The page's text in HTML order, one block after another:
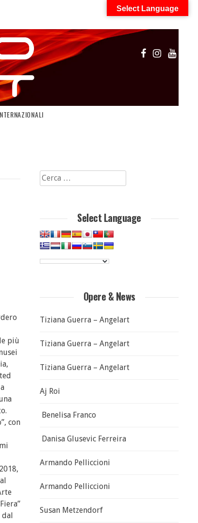
più
con
dal
Ricerca
per:
Select Language
Opere & News
Tiziana Guerra – Angelart
Tiziana Guerra – Angelart
Tiziana Guerra – Angelart
Aj Roi
Benelisa Franco
Danisa Glusevic Ferreira
Armando Pelliccioni
Armando Pelliccioni
Susan Metzendorf
Select Language